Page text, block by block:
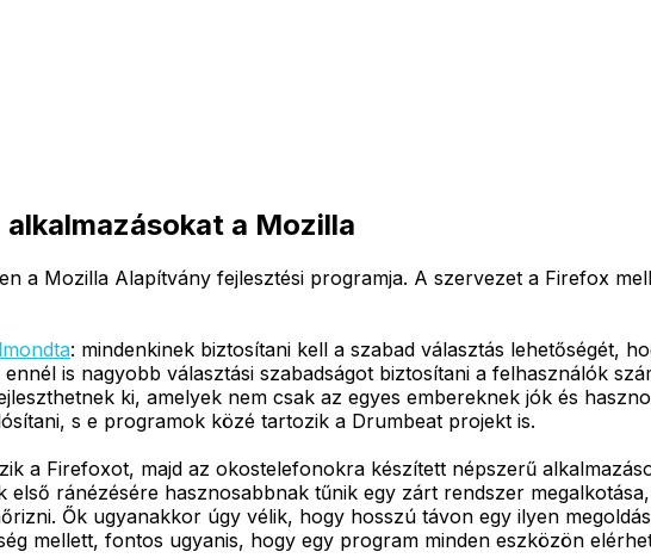
a Mozilla
a Mozilla Alapítvány fejlesztési programja. A szervezet a Firefox
: mindenkinek biztosítani kell a szabad választás lehetőségét,
is nagyobb választási szabadságot biztosítani a felhasználók
ki, amelyek nem csak az egyes embereknek jók és
s e programok közé tartozik a Drumbeat projekt is.
a Firefoxot, majd az okostelefonokra készített népszerű
ránézésére hasznosabbnak tűnik egy zárt rendszer
Ők ugyanakkor úgy vélik, hogy hosszú távon egy ilyen
mellett, fontos ugyanis, hogy egy program minden eszközön